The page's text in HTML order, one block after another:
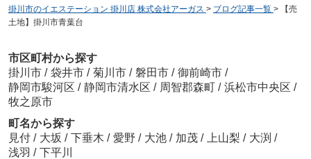
掛川市のイエステーション 掛川店 株式会社アーガス > ブログ記事一覧 >
【売
土地】掛川市青葉台
市区町村から探す
掛川市 / 袋井市 / 菊川市 / 磐田市 / 御前崎市 /
静岡市駿河区 / 静岡市清水区 / 周智郡森町 / 浜松市中央区 /
牧之原市
町名から探す
見付 / 大坂 / 下垂木 / 愛野 / 大池 / 加茂 / 上山梨 / 大渕 /
浅羽 / 下平川